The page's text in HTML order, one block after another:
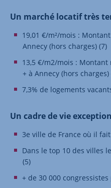
Un marché locatif très
19,01 €/m²/mois :
Annecy (hors charges) (7)
13,5 €/m2/mois :
+ à Annecy (hors charges)
7,3% de logements
Un cadre de vie
3e ville de France où il
Dans le top 10 des villes
(5)
+ de 30 000 congressistes